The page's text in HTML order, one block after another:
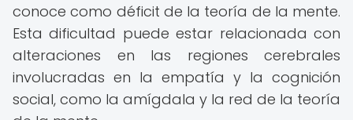
conoce como déficit de la teoría de la mente.
Esta dificultad puede estar relacionada con
alteraciones en las regiones cerebrales
involucradas en la empatía y la cognición
social, como la amígdala y la red de la teoría